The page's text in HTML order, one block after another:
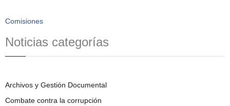
Comisiones
Noticias categorías
Archivos y Gestión Documental
Combate contra la corrupción